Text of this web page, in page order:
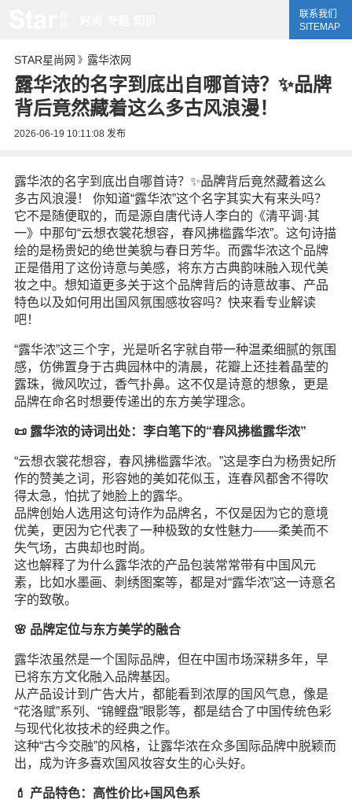
联系我们
SITEMAP
STAR星尚网 》 露华浓网
露华浓的名字到底出自哪首诗？✨品牌
背后竟然藏着这么多古风浪漫！
2026-06-19 10:11:08发布
露华浓的名字到底出自哪首诗？✨品牌背后竟然藏着这么
多古风浪漫！ 你知道“露华浓”这个名字其实大有来头吗？
它不是随便取的，而是源自唐代诗人李白的《清平调·其
一》中那句“云想衣裳花想容，春风拂槛露华浓”。这句诗描
绘的是杨贵妃的绝世美貌与春日芳华。而露华浓这个品牌
正是借用了这份诗意与美感，将东方古典韵味融入现代美
妆之中。想知道更多关于这个品牌背后的诗意故事、产品
特色以及如何用出国风氛围感妆容吗？快来看专业解读
吧！
“露华浓”这三个字，光是听名字就自带一种温柔细腻的氛围
感，仿佛置身于古典园林中的清晨，花瓣上还挂着晶莹的
露珠，微风吹过，香气扑鼻。这不仅是诗意的想象，更是
品牌在命名时想要传递出的东方美学理念。
📜 露华浓的诗词出处：李白笔下的“春风拂槛露华浓”
“云想衣裳花想容，春风拂槛露华浓。”这是李白为杨贵妃所
作的赞美之词，形容她的美如花似玉，连春风都舍不得吹
得太急，怕扰了她脸上的露华。
品牌创始人选用这句诗作为品牌名，不仅是因为它的意境
优美，更因为它代表了一种极致的女性魅力——柔美而不
失气场，古典却也 时尚。
这也解释了为什么露华浓的产品包装常常带有中国风元
素，比如水墨画、刺绣图案等，都是对“露华浓”这一诗意名
字的致敬。
🌸 品牌定位与东方美学的融合
露华浓虽然是一个国际品牌，但在中国市场深耕多年，早
已将东方文化融入品牌基因。
从产品设计到广告大片，都能看到浓厚的国风气息，像是
“花洛赋”系列、“锦鲤盘”眼影等，都是结合了中国传统色彩
与现代化妆技术的经典之作。
这种“古今交融”的风格，让露华浓在众多国际品牌中脱颖而
出，成为许多喜欢国风妆容女生的心头好。
💄 产品特色：高性价比+国风色系